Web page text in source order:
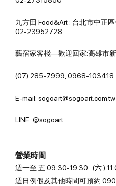
九方田 Food&Art : 台北市中正
02-23952728
藝宿家客棧—歡迎回家:高雄市
(07) 285-7999, 0968-103418
E-mail: sogoart@sogoart.com.tw
LINE: @sogoart
營業時間
週一至 五 09:30-19:30 (六 )
週日例假及其他時間可預約